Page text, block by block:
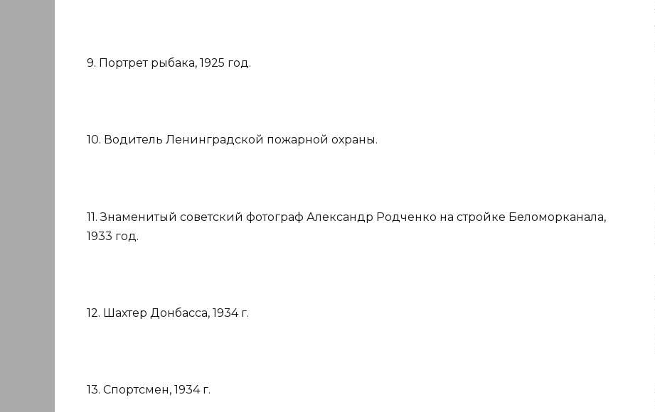
9. Портрет рыбака, 1925 год.
10. Водитель Ленинградской пожарной охраны.
11. Знаменитый советский фотограф Александр Родченко на стройке Беломорканала,
1933 год.
12. Шахтер Донбасса, 1934 г.
13. Спортсмен, 1934 г.